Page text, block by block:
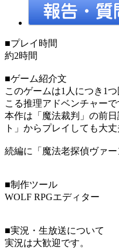
■プレイ時間
約2時間
■ゲーム紹介文
このゲームは1人につき1
こる推理アドベンチャーで
本作は「魔法裁判」の前
ト」からプレイしても大
続編に「魔法老探偵ヴァー
■制作ツール
WOLF RPGエディター
■実況・生放送について
実況は大歓迎です。